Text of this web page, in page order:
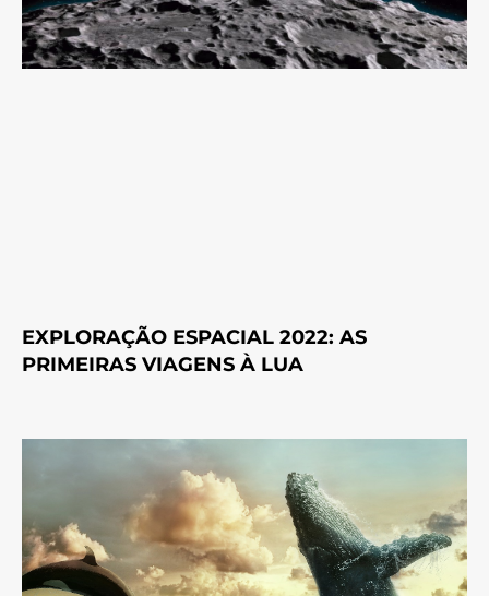
EXPLORAÇÃO ESPACIAL 2022: AS
PRIMEIRAS VIAGENS À LUA